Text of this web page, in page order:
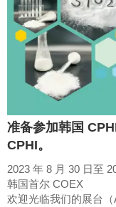
准备参加韩国
CPHI。
2023 年 8 月 30 日至
韩国首尔 COEX
欢迎光临我们的展台（